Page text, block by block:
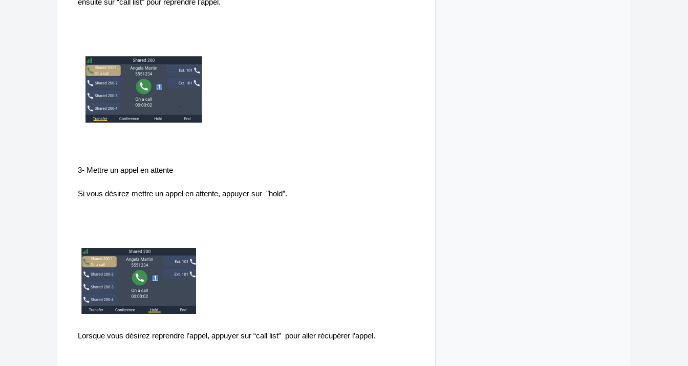
ensuite sur “call list” pour reprendre l’appel.
3- Mettre un appel en attente
Si vous désirez mettre un appel en attente, appuyer sur "hold”.
Lorsque vous désirez reprendre l’appel, appuyer sur “call list” pour aller récupérer l’appel.